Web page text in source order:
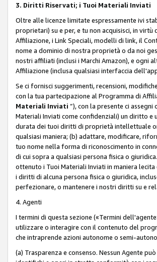
3. Diritti Riservati; i Tuoi Materiali Inviati
Oltre alle licenze limitate espressamente ivi
proprietari) su e per, e tu non acquisisci, in
Affiliazione, i Link Speciali, modelli di link, il
nome a dominio di nostra proprietà o da noi
nostri affiliati (inclusi i Marchi Amazon), e ogni
Affiliazione (inclusa qualsiasi interfaccia
Se ci fornisci suggerimenti, recensioni,
con la tua partecipazione al Programma di
Materiali Inviati ”), con la presente ci
Materiali Inviati come confidenziali) un diritto
durata dei tuoi diritti di proprietà intellettuale
qualsiasi maniera; (b) adattare, modificare,
tuo nome nella forma di riconoscimento in
di cui sopra a qualsiasi persona fisica o
ottenuto i Tuoi Materiali Inviati in maniera
i diritti di alcuna persona fisica o giuridica,
perfezionare, o mantenere i nostri diritti su e
4. Agenti
I termini di questa sezione («Termini
utilizzare o interagire con il contenuto del
che intraprende azioni autonome o semi-
(a) Trasparenza e consenso. Nessun Agente